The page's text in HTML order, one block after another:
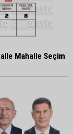
Mahalle Seçim